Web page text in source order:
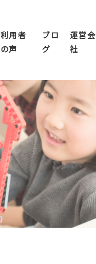
利用者
の声
ブロ
グ
運営会
社